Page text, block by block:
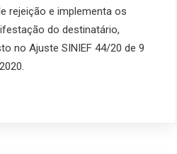
rejeição e implementa os
do destinatário,
no Ajuste SINIEF 44/20 de 9